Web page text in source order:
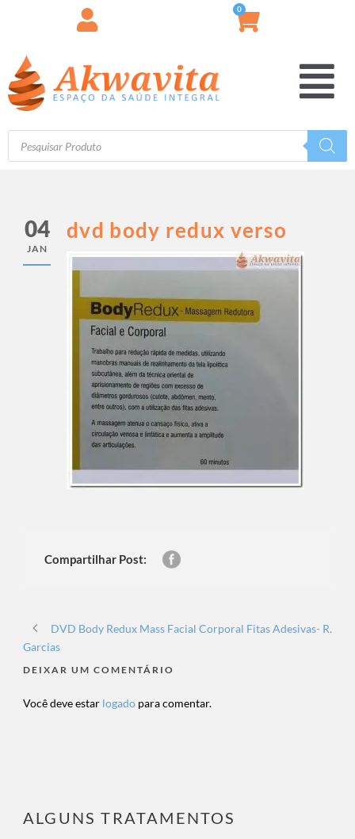
0
04
JAN
dvd body redux verso
Compartilhar Post:
DVD Body Redux Mass Facial Corporal Fitas Adesivas- R.
Garcias
DEIXAR UM COMENTÁRIO
Você deve estar logado para comentar.
ALGUNS TRATAMENTOS